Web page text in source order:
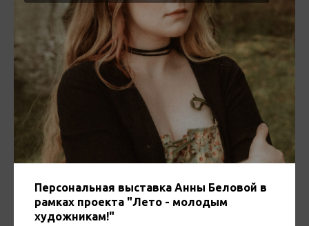
Персональная выставка Анны Беловой в
рамках проекта "Лето - молодым
художникам!"